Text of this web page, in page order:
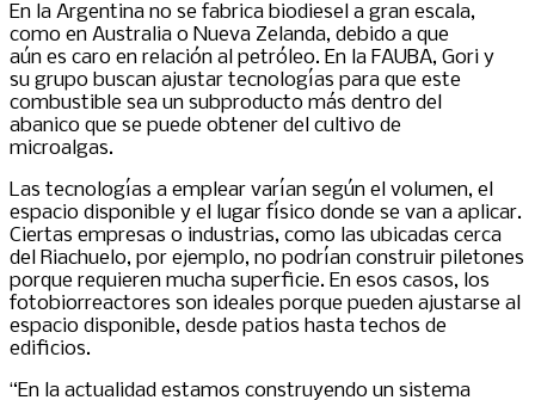
En la Argentina no se fabrica biodiesel a gran escala,
como en Australia o Nueva Zelanda, debido a que
aún es caro en relación al petróleo. En la FAUBA, Gori y
su grupo buscan ajustar tecnologías para que este
combustible sea un subproducto más dentro del
abanico que se puede obtener del cultivo de
microalgas.
Las tecnologías a emplear varían según el volumen, el
espacio disponible y el lugar físico donde se van a aplicar.
Ciertas empresas o industrias, como las ubicadas cerca
del Riachuelo, por ejemplo, no podrían construir piletones
porque requieren mucha superficie. En esos casos, los
fotobiorreactores son ideales porque pueden ajustarse al
espacio disponible, desde patios hasta techos de
edificios.
“En la actualidad estamos construyendo un sistema